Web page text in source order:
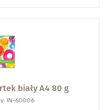
biały A4 80 g
IN-60006